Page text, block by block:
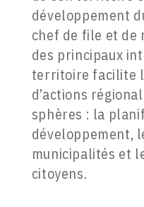
développement
chef de file et de
des principaux
territoire facilite
d’actions
sphères : la
développement,
municipalités et
citoyens.